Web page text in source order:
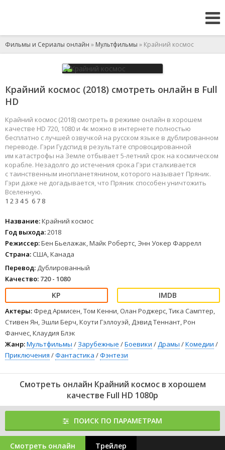
Фильмы и Сериалы онлайн » Мультфильмы » Крайний космос
Крайний космос (2018) смотреть онлайн в Full
HD
Крайний космос (2018) смотреть в режиме онлайн в хорошем
качестве HD 720, 1080 и 4к можно в интернете полностью
бесплатно с лучшей озвучкой на русском языке в дублированном
переводе. Гэри Гудспид в результате спровоцированной
им катастрофы на Земле отбывает 5-летний срок на космическом
корабле. Незадолго до истечения срока Гэри сталкивается
с таинственным инопланетянином, которого называет Пряник.
Гэри даже не догадывается, что Пряник способен уничтожить
Вселенную.
1 23 45 67 8
Название:Крайний космос
Год выхода:2018
Режиссер:Бен Бьелажак, Майк Робертс, Энн Уокер Фаррелл
Страна: США, Канада
Перевод: Дублированный
Качество: 720 - 1080
Актеры: Фред Армисен, Том Кенни, Олан Роджерс, Тика Самптер,
Стивен Ян, Эшли Берч, Коути Гэллоуэй, Дэвид Теннант, Рон
Фанчес, Клаудия Блэк
Жанр:Мультфильмы / Зарубежные /Боевики /Драмы /Комедии /
Приключения /Фантастика /Фэнтези
Смотреть онлайн Крайний космос в хорошем
качестве Full HD 1080p
ПОИСК ПО ПАРАМЕТРАМ
Смотреть онлайн Трейлер